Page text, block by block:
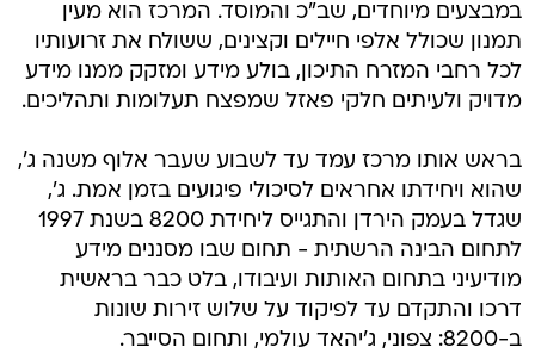
במבצעים מיוחדים, שב"כ והמוסד. המרכז הוא מעין
תמנון שכולל אלפי חיילים וקצינים, ששולח את זרועותיו
לכל רחבי המזרח התיכון, בולע מידע ומזקק ממנו מידע
מדויק ולעיתים חלקי פאזל שמפצח תעלומות ותהליכים.
בראש אותו מרכז עמד עד לשבוע שעבר אלוף משנה ג',
שהוא ויחידתו אחראים לסיכולי פיגועים בזמן אמת. ג',
שגדל בעמק הירדן והתגייס ליחידת 8200 בשנת 1997
לתחום הבינה הרשתית - תחום שבו מסננים מידע
מודיעיני בתחום האותות ועיבודו, בלט כבר בראשית
דרכו והתקדם עד לפיקוד על שלוש זירות שונות
ב-8200: צפוני, ג'יהאד עולמי, ותחום הסייבר.